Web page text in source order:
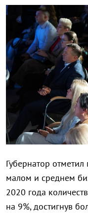
Губернатор
малом и среднем
2020 года
на 9%, достигнув